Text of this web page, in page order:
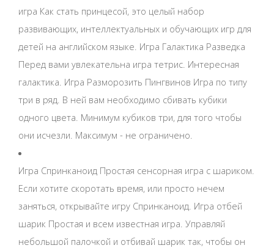
игра Как стать принцесой, это целый набор
развивающих, интеллектуальных и обучающих игр для
детей на английском языке. Игра Галактика Разведка
Перед вами увлекательна игра тетрис. Интересная
галактика. Игра Разморозить Пингвинов Игра по типу
три в ряд. В ней вам необходимо сбивать кубики
одного цвета. Минимум кубиков три, для того чтобы
они исчезли. Максимум - не ограничено.
Игра Спринканоид Простая сенсорная игра с шариком.
Если хотите скоротать время, или просто нечем
заняться, открывайте игру Спринканоид. Игра отбей
шарик Простая и всем известная игра. Управляй
небольшой палочкой и отбивай шарик так, чтобы он